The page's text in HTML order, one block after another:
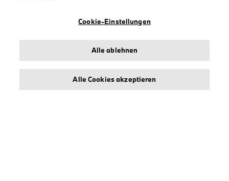
Cookie-Einstellungen
Alle ablehnen
Alle Cookies akzeptieren